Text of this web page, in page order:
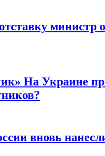
министр
На Украине
вновь